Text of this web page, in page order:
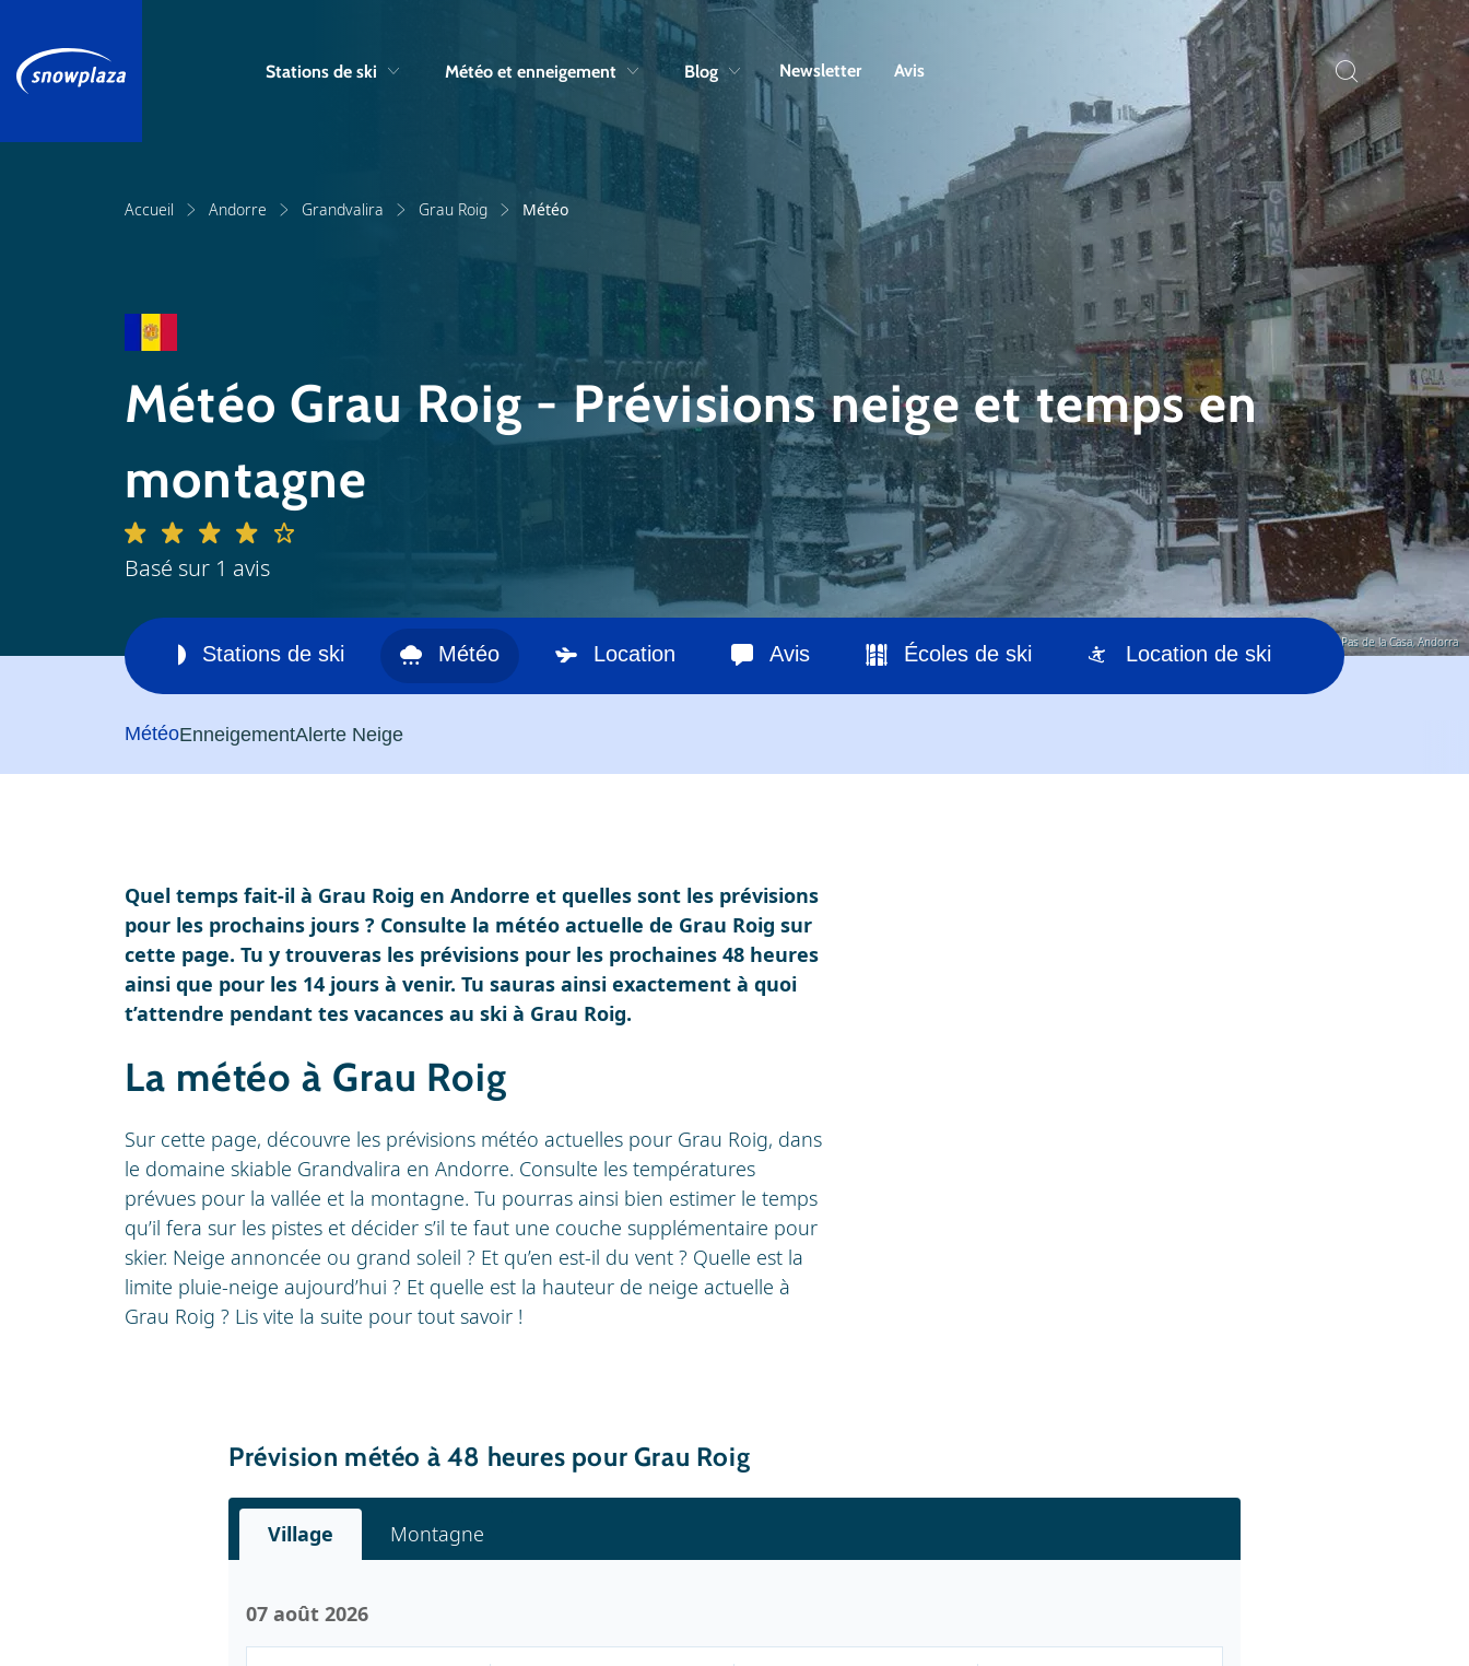
Skip to navigation
Skip to main content
Stations de ski Météo et enneigement Blog Newsletter Avis
© Pas de la Casa, Andorra
Accueil Andorre Grandvalira Grau Roig Météo
Météo Grau Roig - Prévisions neige et temps en
montagne
Basé sur 1 avis
skiable Stations de ski Météo Location Avis Écoles de ski Location de ski
MétéoEnneigementAlerte Neige
Quel temps fait-il à Grau Roig en Andorre et quelles sont les prévisions
pour les prochains jours ? Consulte la météo actuelle de Grau Roig sur
cette page. Tu y trouveras les prévisions pour les prochaines 48 heures
ainsi que pour les 14 jours à venir. Tu sauras ainsi exactement à quoi
t’attendre pendant tes vacances au ski à Grau Roig.
La météo à Grau Roig
Sur cette page, découvre les prévisions météo actuelles pour Grau Roig, dans
le domaine skiable Grandvalira en Andorre. Consulte les températures
prévues pour la vallée et la montagne. Tu pourras ainsi bien estimer le temps
qu’il fera sur les pistes et décider s’il te faut une couche supplémentaire pour
skier. Neige annoncée ou grand soleil ? Et qu’en est-il du vent ? Quelle est la
limite pluie-neige aujourd’hui ? Et quelle est la hauteur de neige actuelle à
Grau Roig ? Lis vite la suite pour tout savoir !
Prévision météo à 48 heures pour Grau Roig
Village Montagne
07 août 2026